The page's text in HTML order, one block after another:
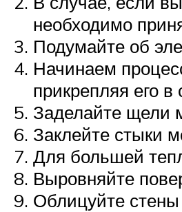
необходимо
Подумайте об
Начинаем
прикрепляя его
Заделайте щели
Заклейте стыки
Для большей
Выровняйте
Облицуйте